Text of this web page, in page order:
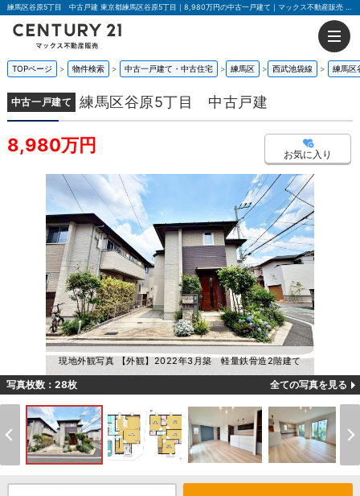
TOPページ 物件検索 中古一戸建て・中古住宅 練馬区 西武池袋線 練馬
中古一戸建て 練馬区谷原5丁目 中古戸建
8,980万円 お気に入り
現地外観写真 【外観】2022年3月築 軽量鉄骨造2階建て
写真枚数：28枚 全ての写真を見る